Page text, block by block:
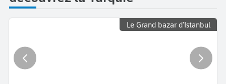
Le Grand bazar d'Istanbul